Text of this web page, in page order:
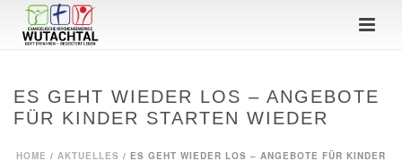
ES GEHT WIEDER LOS – ANGEBOTE
FÜR KINDER STARTEN WIEDER
HOME / AKTUELLES / ES GEHT WIEDER LOS – ANGEBOTE FÜR KINDER